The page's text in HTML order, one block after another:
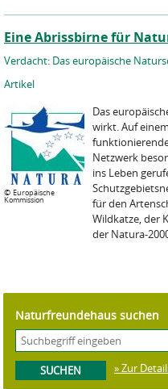
Eine Abrissbirne für
Verdacht: Das europäische
Artikel
© Europäische
Kommission
Das
wirkt. Auf
Netzwerk
ins Leben
für den
Wildkatze, der
der Natura-
Naturfreundehaus suchen
» Zur